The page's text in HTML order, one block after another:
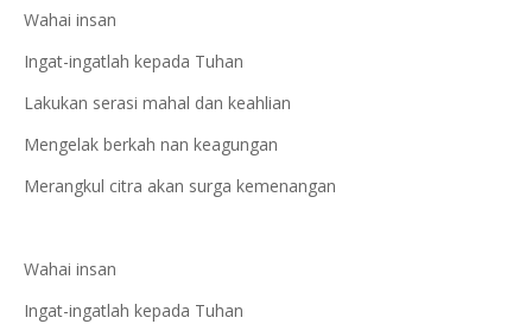
Wahai insan
Ingat-ingatlah kepada Tuhan
Lakukan serasi mahal dan keahlian
Mengelak berkah nan keagungan
Merangkul citra akan surga kemenangan
Wahai insan
Ingat-ingatlah kepada Tuhan